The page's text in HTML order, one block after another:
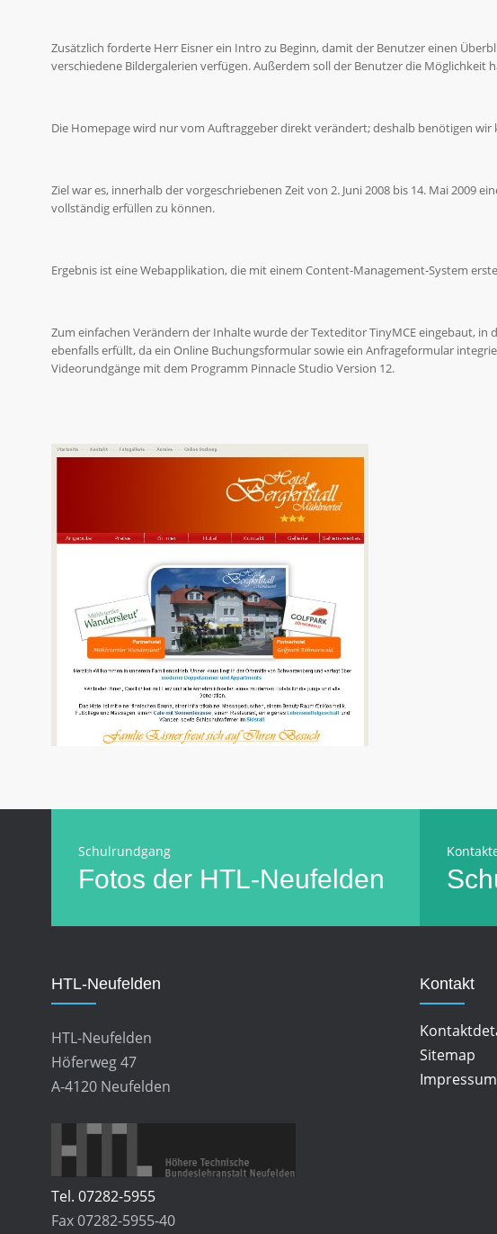
Zusätzlich forderte Herr Eisner ein Intro zu Beginn, damit der Benutzer einen
verschiedene Bildergalerien verfügen. Außerdem soll der Benutzer die
Die Homepage wird nur vom Auftraggeber direkt verändert; deshalb benötigen
Ziel war es, innerhalb der vorgeschriebenen Zeit von 2. Juni 2008 bis 14. Mai
vollständig erfüllen zu können.
Ergebnis ist eine Webapplikation, die mit einem Content-Management-System
Zum einfachen Verändern der Inhalte wurde der Texteditor TinyMCE eingebaut,
ebenfalls erfüllt, da ein Online Buchungsformular sowie ein Anfrageformular
Videorundgänge mit dem Programm Pinnacle Studio Version 12.
Schulrundgang
Fotos der HTL-Neufelden
HTL-Neufelden
HTL-Neufelden
Höferweg 47
A-4120 Neufelden
Tel. 07282-5955
Fax 07282-5955-40
Kontakt
Sitemap